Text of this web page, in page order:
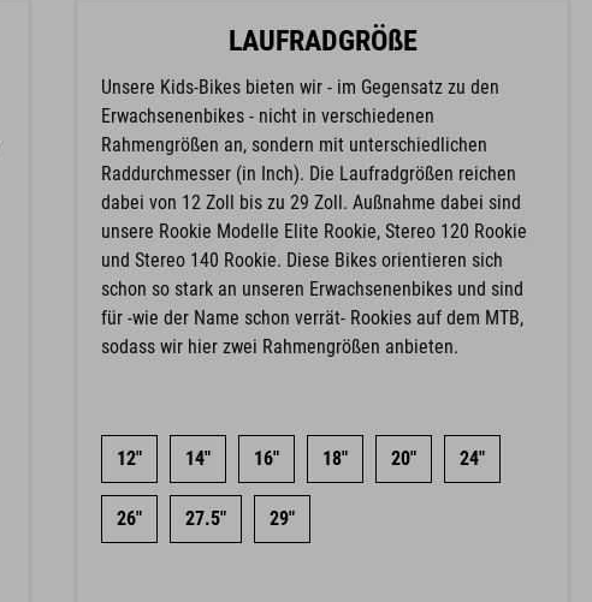
LAUFRADGRÖßE
Unsere Kids-Bikes bieten wir - im Gegensatz zu den
Erwachsenenbikes - nicht in verschiedenen
Rahmengrößen an, sondern mit unterschiedlichen
Raddurchmesser (in Inch). Die Laufradgrößen reichen
dabei von 12 Zoll bis zu 29 Zoll. Außnahme dabei sind
unsere Rookie Modelle Elite Rookie, Stereo 120 Rookie
und Stereo 140 Rookie. Diese Bikes orientieren sich
schon so stark an unseren Erwachsenenbikes und sind
für -wie der Name schon verrät- Rookies auf dem MTB,
sodass wir hier zwei Rahmengrößen anbieten.
12" 14" 16" 18" 20" 24"
26" 27.5" 29"